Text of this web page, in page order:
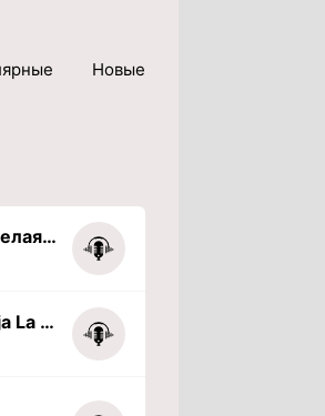
Новые
Матушка земля белая березонька
Cuando Se Te Moja La Tarea (PHONK) (Slowed + Reverbed)